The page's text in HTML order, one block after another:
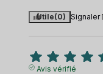
Utile(0) Signaler
Avis vérifié